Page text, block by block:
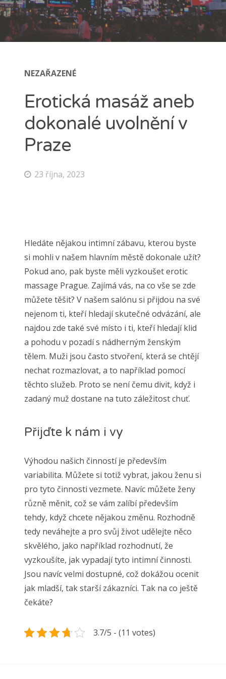
NEZAŘAZENÉ
Erotická masáž aneb
dokonalé uvolnění v
Praze
23 října, 2023
Hledáte nějakou intimní zábavu, kterou byste
si mohli v našem hlavním městě dokonale užít?
Pokud ano, pak byste měli vyzkoušeterotic
massage Prague. Zajímá vás, na co vše se zde
můžete těšit? V našem salónu si přijdou na své
nejenom ti, kteří hledají skutečné odvázání, ale
najdou zde také své místo i ti, kteří hledají klid
a pohodu v pozadí s nádherným ženským
tělem. Muži jsou často stvoření, která se chtějí
nechat rozmazlovat, a to například pomocí
těchto služeb. Proto se není čemu divit, když i
zadaný muž dostane na tuto záležitost chuť.
Přijďte k nám i vy
Výhodou našich činností je především
variabilita. Můžete si totiž vybrat, jakou ženu si
pro tyto činnosti vezmete. Navíc můžete ženy
různě měnit, což se vám zalíbí především
tehdy, když chcete nějakou změnu. Rozhodně
tedy neváhejte a pro svůj život udělejte něco
skvělého, jako například rozhodnutí, že
vyzkoušíte, jak vypadají tyto intimní činnosti.
Jsou navíc velmi dostupné, což dokážou ocenit
jak mladší, tak starší zákazníci. Tak na co ještě
čekáte?
3.7/5 - (11 votes)